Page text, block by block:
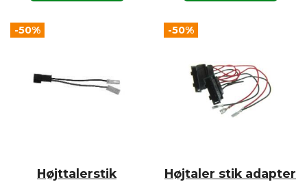
-50%
Højttalerstik
-50%
Højtaler stik adapter